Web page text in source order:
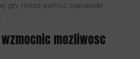
gry moze pomoc naprawde
mozliwosc